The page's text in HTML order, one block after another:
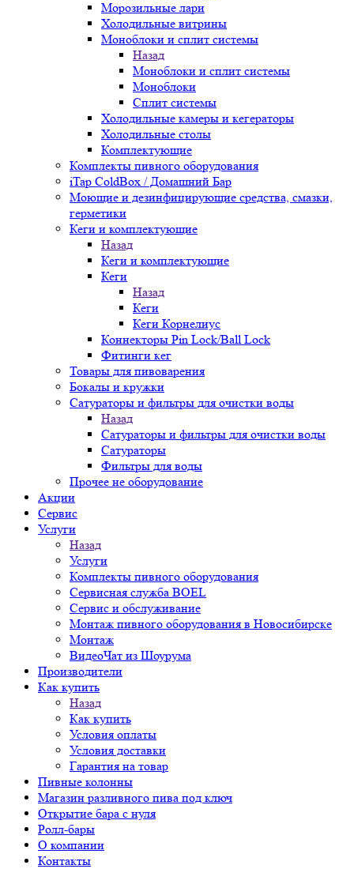
Морозильные лари
Холодильные витрины
Моноблоки и сплит системы
Назад
Моноблоки и сплит системы
Моноблоки
Сплит системы
Холодильные камеры и кегераторы
Холодильные столы
Комплектующие
Комплекты пивного оборудования
iTap ColdBox / Домашний Бар
Моющие и дезинфицирующие средства, смазки,
герметики
Кеги и комплектующие
Назад
Кеги и комплектующие
Кеги
Назад
Кеги
Кеги Корнелиус
Коннекторы Pin Lock/Ball Lock
Фитинги кег
Товары для пивоварения
Бокалы и кружки
Сатураторы и фильтры для очистки воды
Назад
Сатураторы и фильтры для очистки воды
Сатураторы
Фильтры для воды
Прочее не оборудование
Акции
Сервис
Услуги
Назад
Услуги
Комплекты пивного оборудования
Сервисная служба BOEL
Сервис и обслуживание
Монтаж пивного оборудования в Новосибирске
Монтаж
ВидеоЧат из Шоурума
Производители
Как купить
Назад
Как купить
Условия оплаты
Условия доставки
Гарантия на товар
Пивные колонны
Магазин разливного пива под ключ
Открытие бара с нуля
Ролл-бары
О компании
Контакты